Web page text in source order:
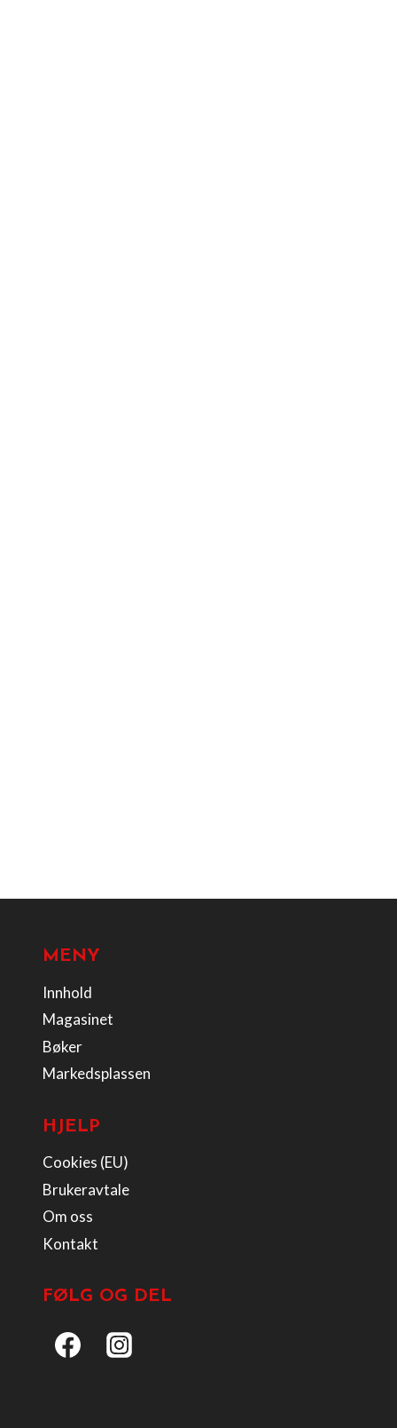
MENY
Innhold
Magasinet
Bøker
Markedsplassen
HJELP
Cookies (EU)
Brukeravtale
Om oss
Kontakt
FØLG OG DEL